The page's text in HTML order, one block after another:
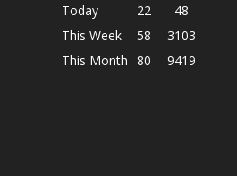
Today
22
48
This Week
58
3103
This Month 80 9419